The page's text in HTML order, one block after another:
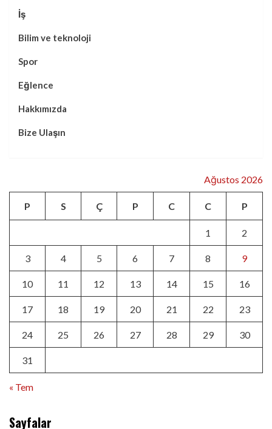
İş
Bilim ve teknoloji
Spor
Eğlence
Hakkımızda
Bize Ulaşın
Ağustos 2026
P S Ç P C C P
1 2
3 4 5 6 7 8 9
10 11 12 13 14 15 16
17 18 19 20 21 22 23
24 25 26 27 28 29 30
31
« Tem
Sayfalar